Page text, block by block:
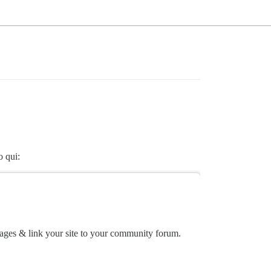
qui:
& link your site to your community forum.